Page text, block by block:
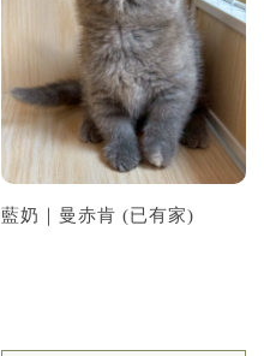
藍奶｜曼赤肯 (已有家)